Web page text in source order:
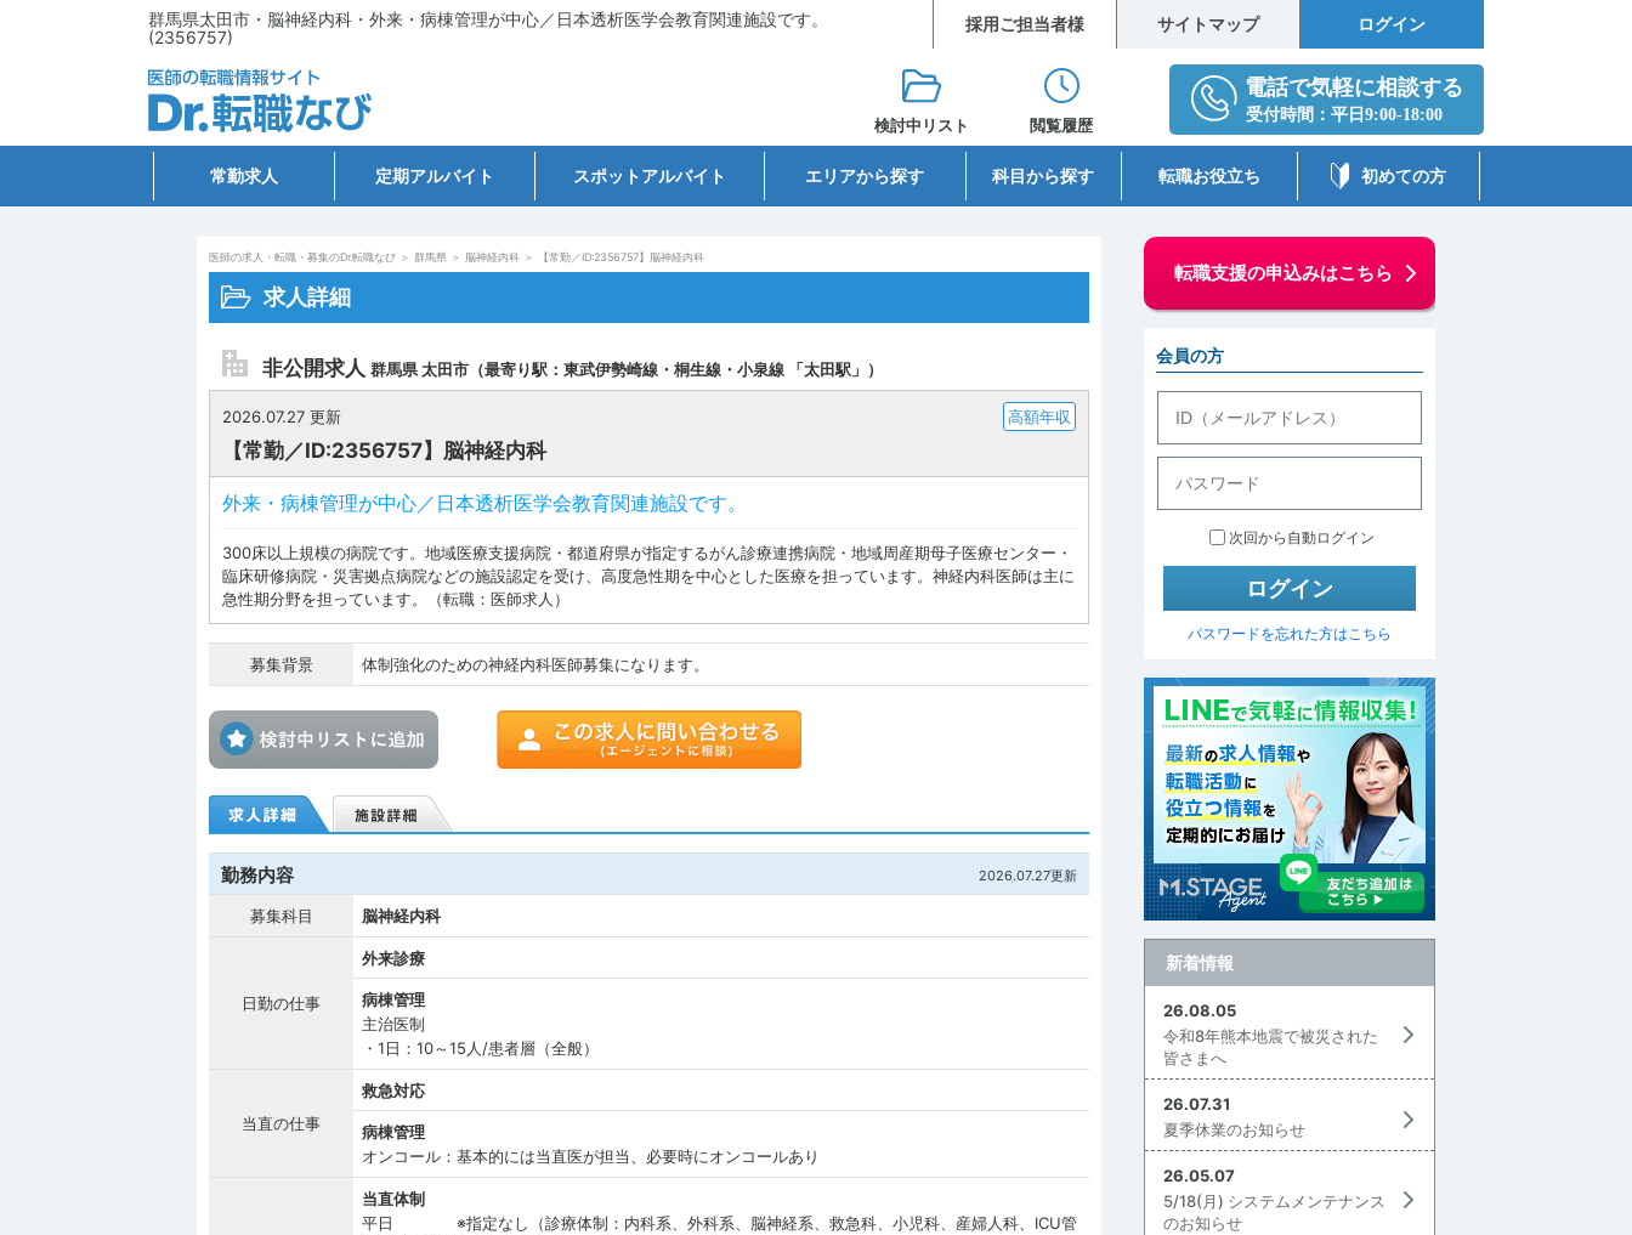
群馬県太田市・脳神経内科・外来・病棟管理が中心／日本透析医学会教育関連施設です。
(2356757)
採用ご担当者様 サイトマップ ログイン
検討中リスト 閲覧履歴
常勤求人 定期アルバイト スポットアルバイト エリアから探す 科目から探す 転職お役立ち 初めての方
医師の求人・転職・募集のDr.転職なび ＞ 群馬県 ＞ 脳神経内科 ＞ 【常勤／ID:2356757】脳神経内科
求人詳細
非公開求人 群馬県 太田市（最寄り駅：東武伊勢崎線・桐生線・小泉線 「太田駅」）
2026.07.27 更新 高額年収
【常勤／ID:2356757】脳神経内科
外来・病棟管理が中心／日本透析医学会教育関連施設です。
300床以上規模の病院です。地域医療支援病院・都道府県が指定するがん診療連携病院・地域周産期母子医療センター・
臨床研修病院・災害拠点病院などの施設認定を受け、高度急性期を中心とした医療を担っています。神経内科医師は主に
急性期分野を担っています。（転職：医師求人）
募集背景 体制強化のための神経内科医師募集になります。
検討中リストに追加
勤務内容 2026.07.27更新
募集科目 脳神経内科
日勤の仕事
外来診療
病棟管理
主治医制
・1日：10～15人/患者層（全般）
当直の仕事
救急対応
病棟管理
オンコール：基本的には当直医が担当、必要時にオンコールあり
当直体制
平日 ※指定なし（診療体制：内科系、外科系、脳神経系、救急科、小児科、産婦人科、ICU管
転職支援の申込みはこちら
会員の方
次回から自動ログイン
パスワードを忘れた方はこちら
新着情報
26.08.05
令和8年熊本地震で被災された
皆さまへ
26.07.31
夏季休業のお知らせ
26.05.07
5/18(月) システムメンテナンス
のお知らせ